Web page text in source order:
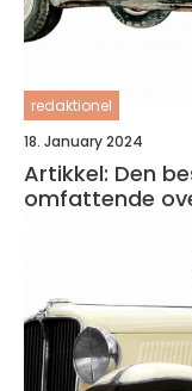
redaktionel
18. January 2024
Artikkel: Den
omfattende